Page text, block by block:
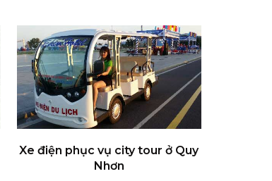
Xe điện phục vụ city tour ở Quy
Nhơn